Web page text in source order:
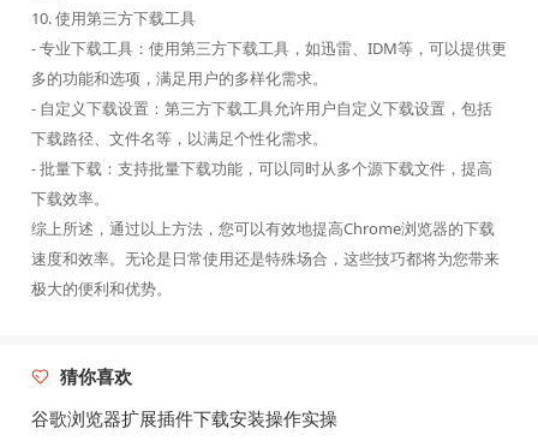
10. 使用第三方下载工具
- 专业下载工具：使用第三方下载工具，如迅雷、IDM等，可以提供更
多的功能和选项，满足用户的多样化需求。
- 自定义下载设置：第三方下载工具允许用户自定义下载设置，包括
下载路径、文件名等，以满足个性化需求。
- 批量下载：支持批量下载功能，可以同时从多个源下载文件，提高
下载效率。
综上所述，通过以上方法，您可以有效地提高Chrome浏览器的下载
速度和效率。无论是日常使用还是特殊场合，这些技巧都将为您带来
极大的便利和优势。
猜你喜欢
谷歌浏览器扩展插件下载安装操作实操